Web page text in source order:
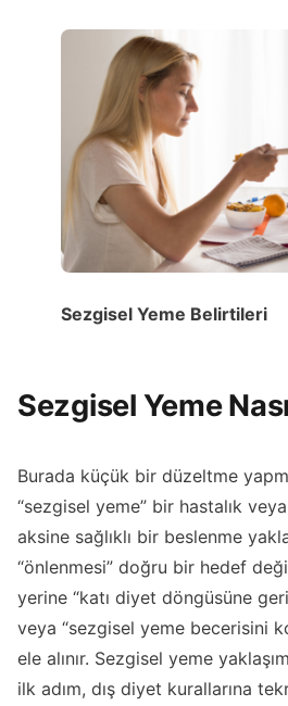
Sezgisel Yeme Belirtileri
Sezgisel Yeme
Burada küçük bir düzeltme
“sezgisel yeme” bir hastalık
aksine sağlıklı bir beslenme
“önlenmesi” doğru bir hedef
yerine “katı diyet döngüsüne
veya “sezgisel yeme becerisini
ele alınır. Sezgisel yeme
ilk adım, dış diyet kurallarına